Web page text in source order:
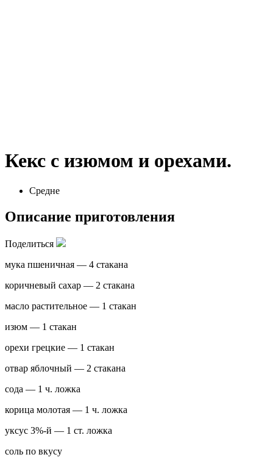
Кекс с изюмом и орехами.
Средне
Описание приготовления
Поделиться
мука пшеничная — 4 стакана
коричневый сахар — 2 стакана
масло растительное — 1 стакан
изюм — 1 стакан
орехи грецкие — 1 стакан
отвар яблочный — 2 стакана
сода — 1 ч. ложка
корица молотая — 1 ч. ложка
уксус 3%-й — 1 ст. ложка
соль по вкусу